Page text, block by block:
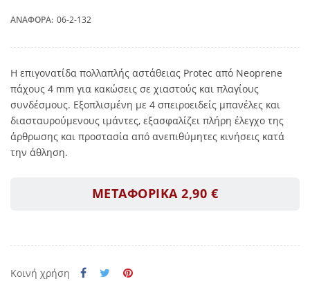
ΑΝΑΦΟΡΆ: 06-2-132
Η επιγονατίδα πολλαπλής αστάθειας Protec από Neoprene
πάχους 4 mm για κακώσεις σε χιαστούς και πλαγίους
συνδέσμους. Εξοπλισμένη με 4 σπειροειδείς μπανέλες και
διασταυρούμενους ιμάντες, εξασφαλίζει πλήρη έλεγχο της
άρθρωσης και προστασία από ανεπιθύμητες κινήσεις κατά
την άθληση.
ΜΕΤΑΦΟΡΙΚΑ 2,90 €
Κοινή χρήση